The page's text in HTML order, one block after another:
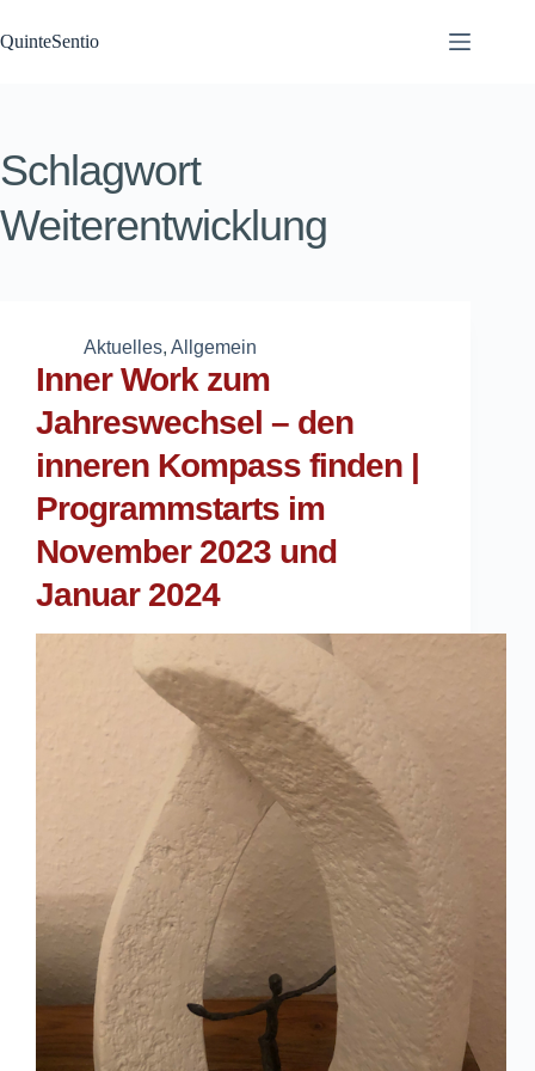
Inhalt
springen
QuinteSentio
Schlagwort
Weiterentwicklung
Aktuelles, Allgemein
Inner Work zum
Jahreswechsel – den
inneren Kompass finden |
Programmstarts im
November 2023 und
Januar 2024